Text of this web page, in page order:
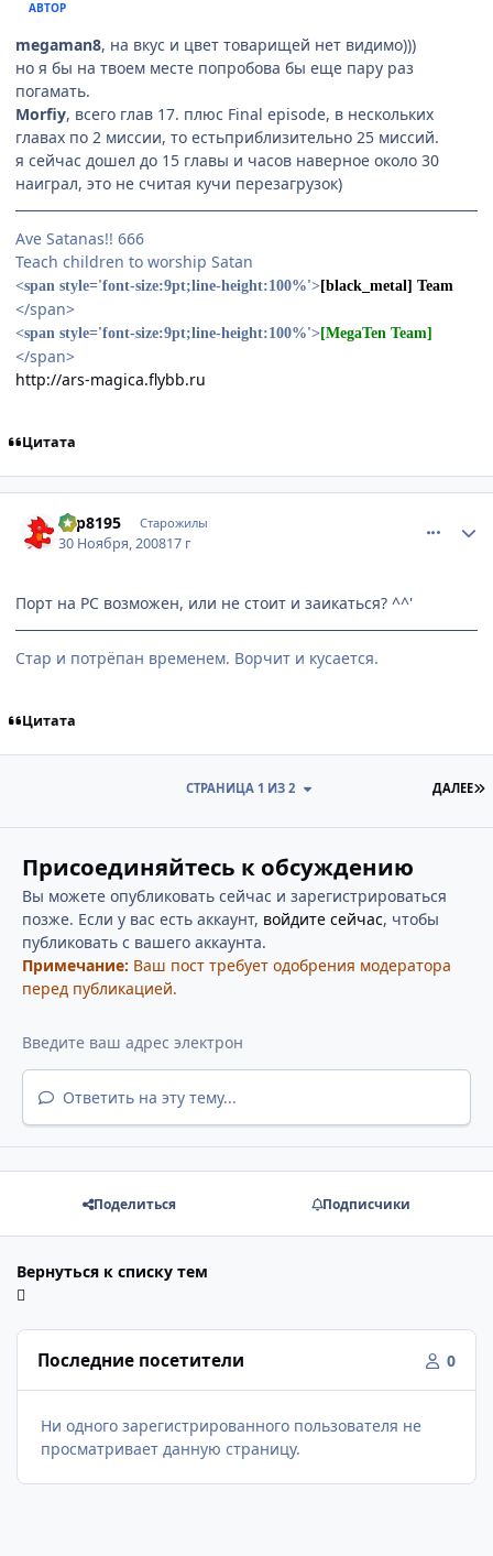
АВТОР
megaman8, на вкус и цвет товарищей нет видимо)))
но я бы на твоем месте попробова бы еще пару раз
погамать.
Morfiy, всего глав 17. плюс Final episode, в нескольких
главах по 2 миссии, то естьприблизительно 25 миссий.
я сейчас дошел до 15 главы и часов наверное около 30
наиграл, это не считая кучи перезагрузок)
Ave Satanas!! 666
Teach children to worship Satan
<span style='font-size:9pt;line-height:100%'>[black_metal] Team
</span>
<span style='font-size:9pt;line-height:100%'>[MegaTen Team]
</span>
http://ars-magica.flybb.ru
Цитата
dsp8195 Старожилы
30 Ноября, 200817 г
Порт на PC возможен, или не стоит и заикаться? ^^'
Стар и потрёпан временем. Ворчит и кусается.
Цитата
ДАЛЕЕ
СТРАНИЦА 1 ИЗ 2
Присоединяйтесь к обсуждению
Вы можете опубликовать сейчас и зарегистрироваться
позже. Если у вас есть аккаунт, войдите сейчас, чтобы
публиковать с вашего аккаунта.
Примечание: Ваш пост требует одобрения модератора
перед публикацией.
Ответить на эту тему...
Поделиться Подписчики
Вернуться к списку тем
Последние посетители 0
Ни одного зарегистрированного пользователя не
просматривает данную страницу.